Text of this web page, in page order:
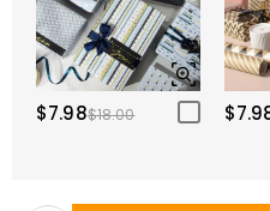
$7.98$18.00